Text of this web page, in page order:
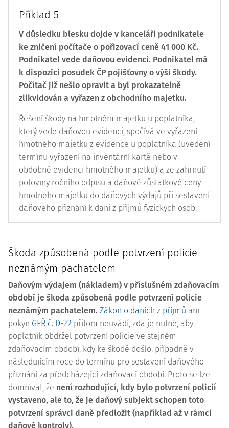
Příklad 5
V důsledku blesku dojde v kanceláři podnikatele
ke zničení počítače o pořizovací ceně 41 000 Kč.
Podnikatel vede daňovou evidenci. Podnikatel má
k dispozici posudek ČP pojišťovny o výši škody.
Počítač již nešlo opravit a byl prokazatelně
zlikvidován a vyřazen z obchodního majetku.
Řešení škody na hmotném majetku u poplatníka,
který vede daňovou evidenci, spočívá ve vyřazení
hmotného majetku z evidence u poplatníka (uvedení
termínu vyřazení na inventární kartě nebo v
obdobné evidenci hmotného majetku) a ze zahrnutí
poloviny ročního odpisu a daňové zůstatkové ceny
hmotného majetku do daňových výdajů při sestavení
daňového přiznání k dani z příjmů fyzických osob.
Škoda způsobená podle potvrzení policie
neznámým pachatelem
Daňovým výdajem (nákladem) v příslušném zdaňovacím
období je škoda způsobená podle potvrzení policie
neznámým pachatelem. Zákon o daních z příjmů ani
pokyn GFŘ č. D-22 přitom neuvádí, zda je nutné, aby
poplatník obdržel potvrzení policie ve stejném
zdaňovacím období, kdy ke škodě došlo, případně v
následujícím roce do termínu pro sestavení daňového
přiznání za předcházející zdaňovací období. Proto se lze
domnívat, že není rozhodující, kdy bylo potvrzení policií
vystaveno, ale to, že je daňový subjekt schopen toto
potvrzení správci daně předložit (například až v rámci
daňové kontroly).